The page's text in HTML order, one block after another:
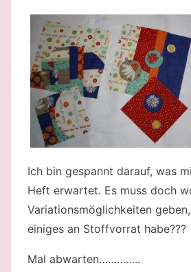
Ich bin gespannt darauf, was
Heft erwartet. Es muss doch
Variationsmöglichkeiten
einiges an Stoffvorrat habe???
Mal abwarten…………..